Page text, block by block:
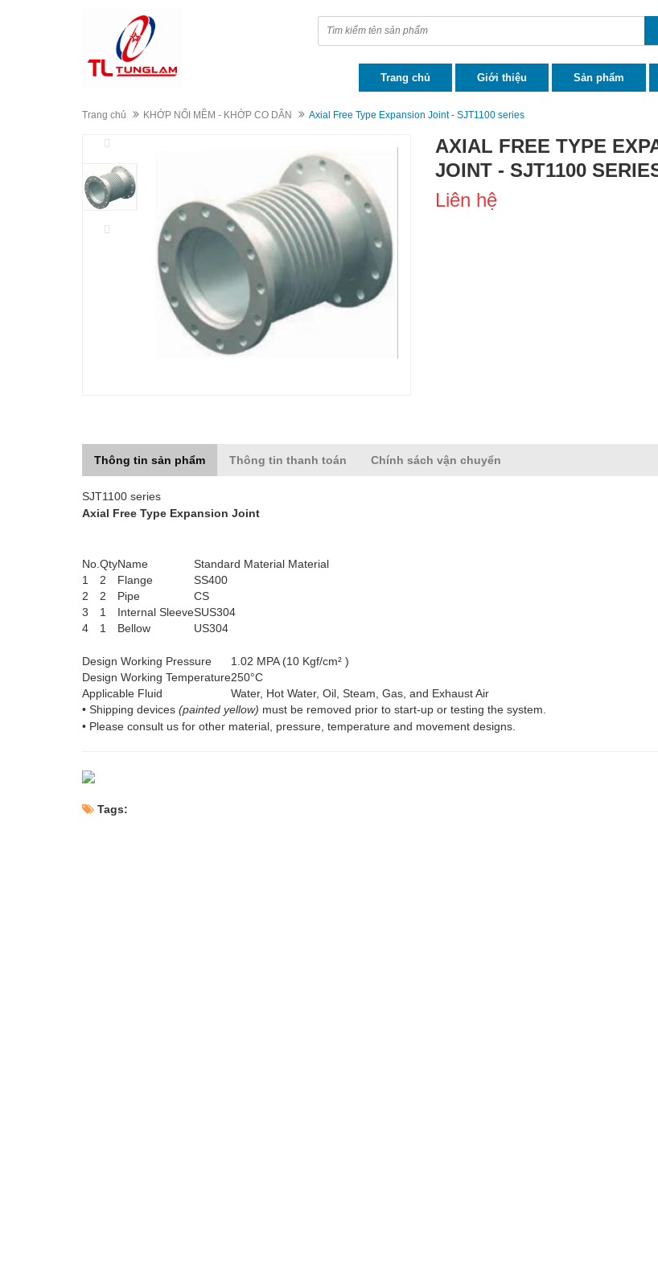
Trang chủ Giới thiệu Sản phẩm
Trang chủ KHỚP NỐI MỀM - KHỚP CO DÃN Axial Free Type Expansion Joint - SJT1100 series
AXIAL FREE TYPE
JOINT - SJT1100
Liên hệ
Thông tin sản phẩm Thông tin thanh toán Chính sách vận chuyển
SJT1100 series
Axial Free Type Expansion Joint
No. QtyName
Standard Material Material
1
2 Flange
SS400
2
2 Pipe
CS
3
1 Internal SleeveSUS304
4
1 Bellow US304
Design Working Pressure
1.02 MPA (10 Kgf/cm² )
Design Working Temperature250°C
Applicable Fluid
Water, Hot Water, Oil, Steam, Gas, and Exhaust Air
• Shipping devices (painted yellow) must be removed prior to start-up or testing the system.
• Please consult us for other material, pressure, temperature and movement designs.
Tags: